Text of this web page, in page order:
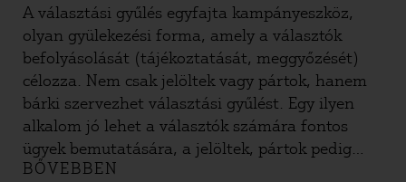
A választási gyűlés egyfajta kampányeszköz,
olyan gyülekezési forma, amely a választók
befolyásolását (tájékoztatását, meggyőzését)
célozza. Nem csak jelöltek vagy pártok, hanem
bárki szervezhet választási gyűlést. Egy ilyen
alkalom jó lehet a választók számára fontos
ügyek bemutatására, a jelöltek, pártok pedig
saját programjuk népszerűsítésére
BŐVEBBEN